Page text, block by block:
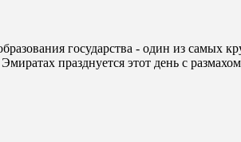
государства - один из
празднуется этот день с